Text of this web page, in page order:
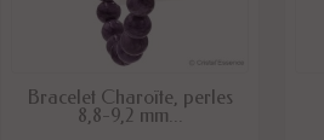
RUPTURE DE STOCK
Bracelet Charoïte, perles
8,8-9,2 mm...